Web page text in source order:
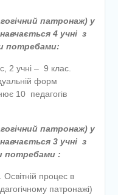
гри
патронаж) у
4 учні з
потребами:
2 учні – 9 клас.
форм
10 педагогів
патронаж) у
3 учні з
потребами :
процес в
патронажі)